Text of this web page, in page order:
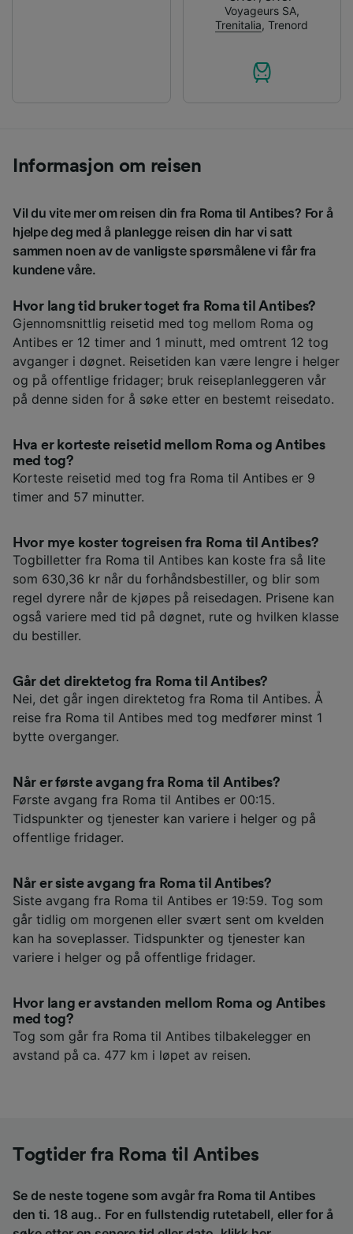
Voyageurs SA,
Trenitalia,Trenord
Informasjon om reisen
Vil du vite mer om reisen din fra Roma til Antibes? For å
hjelpe deg med å planlegge reisen din har vi satt
sammen noen av de vanligste spørsmålene vi får fra
kundene våre.
Hvor lang tid bruker toget fra Roma til Antibes?
Gjennomsnittlig reisetid med tog mellom Roma og
Antibes er 12 timer and 1 minutt, med omtrent 12 tog
avganger i døgnet. Reisetiden kan være lengre i helger
og på offentlige fridager; bruk reiseplanleggeren vår
på denne siden for å søke etter en bestemt reisedato.
Hva er korteste reisetid mellom Roma og Antibes
med tog?
Korteste reisetid med tog fra Roma til Antibes er 9
timer and 57 minutter.
Hvor mye koster togreisen fra Roma til Antibes?
Togbilletter fra Roma til Antibes kan koste fra så lite
som 630,36 kr når du forhåndsbestiller, og blir som
regel dyrere når de kjøpes på reisedagen. Prisene kan
også variere med tid på døgnet, rute og hvilken klasse
du bestiller.
Går det direktetog fra Roma til Antibes?
Nei, det går ingen direktetog fra Roma til Antibes. Å
reise fra Roma til Antibes med tog medfører minst 1
bytte overganger.
Når er første avgang fra Roma til Antibes?
Første avgang fra Roma til Antibes er 00:15.
Tidspunkter og tjenester kan variere i helger og på
offentlige fridager.
Når er siste avgang fra Roma til Antibes?
Siste avgang fra Roma til Antibes er 19:59. Tog som
går tidlig om morgenen eller svært sent om kvelden
kan ha soveplasser. Tidspunkter og tjenester kan
variere i helger og på offentlige fridager.
Hvor lang er avstanden mellom Roma og Antibes
med tog?
Tog som går fra Roma til Antibes tilbakelegger en
avstand på ca. 477 km i løpet av reisen.
Togtider fra Roma til Antibes
Se de neste togene som avgår fra Roma til Antibes
den ti. 18 aug.. For en fullstendig rutetabell, eller for å